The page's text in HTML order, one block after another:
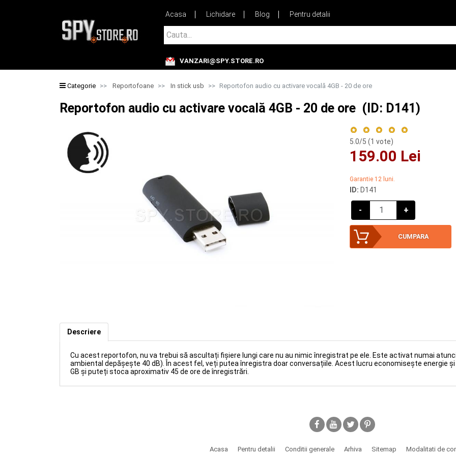
Acasa Lichidare Blog
Pentru detalii
Cauta...
VANZARI@SPY.STORE.RO
Categorie Reportofoane In stick usb Reportofon audio cu activare vocală 4GB - 20 de ore
Reportofon audio cu activare vocală 4GB - 20 de ore (ID: D141)
5.0/5 (1 vote)
159.00 Lei
Garantie 12 luni.
ID: D141
- +
CUMPARA
D141)
Descriere
Cu acest reportofon, nu va trebui să ascultați fișiere lungi care nu au nimic înregistrat pe ele. Este activat numai
ambiental depășește 40 dB). În acest fel, veți putea înregistra doar conversațiile. Acest lucru economisește energie
GB și puteți stoca aproximativ 45 de ore de înregistrări.
Acasa Pentru detalii Conditii generale Arhiva Sitemap Modalitati de